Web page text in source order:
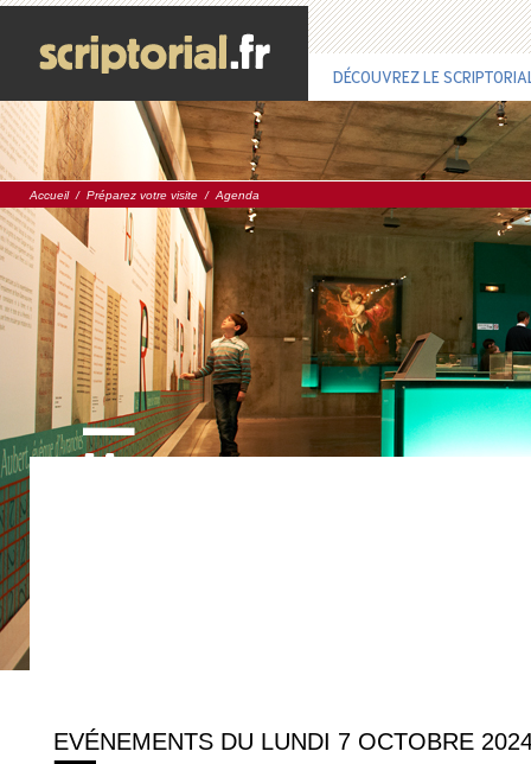
DÉCOUVREZ LE
Accueil/ Préparez votre visite / Agenda
EVÉNEMENTS DU LUNDI 7 OCTOBRE